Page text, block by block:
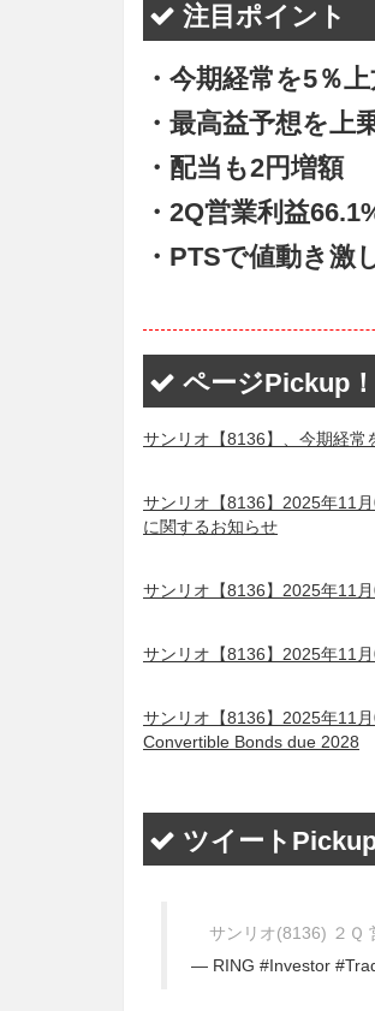
注目ポイント
・今期経常を5％
・最高益予想を上
・配当も2円増額
・2Q営業利益
・PTSで値動き激
ページPickup！
サンリオ【8136】、今期経常
サンリオ【8136】2025年11
に関するお知らせ
サンリオ【8136】2025年11
サンリオ【8136】2025年11
サンリオ【8136】2025年11
Convertible Bonds due 2028
ツイートPickup
サンリオ(8136) ２Ｑ
— RING #Investor